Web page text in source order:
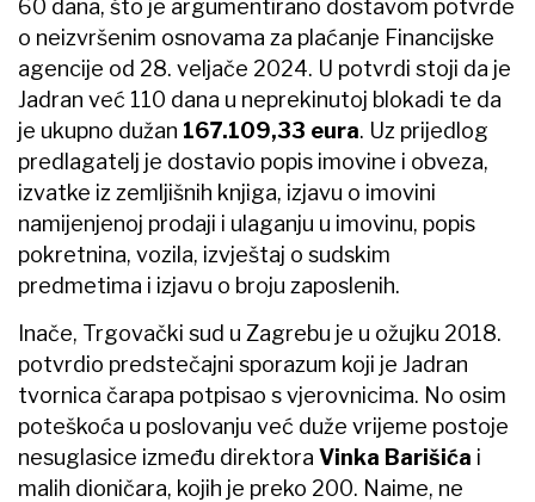
60 dana, što je argumentirano dostavom potvrde
o neizvršenim osnovama za plaćanje Financijske
agencije od 28. veljače 2024. U potvrdi stoji da je
Jadran već 110 dana u neprekinutoj blokadi te da
je ukupno dužan 167.109,33 eura. Uz prijedlog
predlagatelj je dostavio popis imovine i obveza,
izvatke iz zemljišnih knjiga, izjavu o imovini
namijenjenoj prodaji i ulaganju u imovinu, popis
pokretnina, vozila, izvještaj o sudskim
predmetima i izjavu o broju zaposlenih.
Inače, Trgovački sud u Zagrebu je u ožujku 2018.
potvrdio predstečajni sporazum koji je Jadran
tvornica čarapa potpisao s vjerovnicima. No osim
poteškoća u poslovanju već duže vrijeme postoje
nesuglasice između direktora Vinka Barišića i
malih dioničara, kojih je preko 200. Naime, ne